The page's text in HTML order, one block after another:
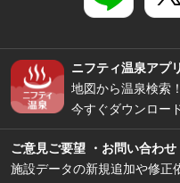
ニフティ温泉アプリ
地図から温泉検索
今すぐダウンロー
ご意見ご要望 ・お問い合わせ
施設データの新規追加や修正